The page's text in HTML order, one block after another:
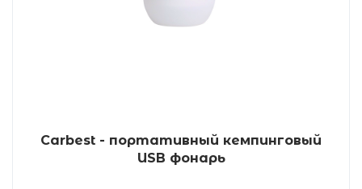
Carbest - портативный кемпинговый
USB фонарь